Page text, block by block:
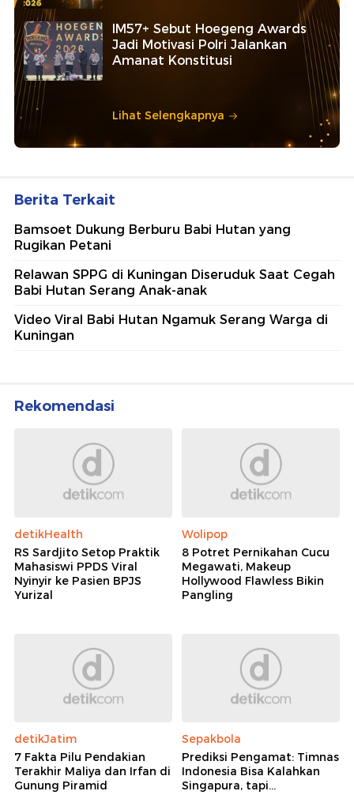
IM57+ Sebut Hoegeng Awards
Jadi Motivasi Polri Jalankan
Amanat Konstitusi
Lihat Selengkapnya
Berita Terkait
Bamsoet Dukung Berburu Babi Hutan yang
Rugikan Petani
Relawan SPPG di Kuningan Diseruduk Saat Cegah
Babi Hutan Serang Anak-anak
Video Viral Babi Hutan Ngamuk Serang Warga di
Kuningan
Rekomendasi
detikHealth
RS Sardjito Setop Praktik
Mahasiswi PPDS Viral
Nyinyir ke Pasien BPJS
Yurizal
Wolipop
8 Potret Pernikahan Cucu
Megawati, Makeup
Hollywood Flawless Bikin
Pangling
detikJatim
7 Fakta Pilu Pendakian
Terakhir Maliya dan Irfan di
Gunung Piramid
Sepakbola
Prediksi Pengamat: Timnas
Indonesia Bisa Kalahkan
Singapura, tapi...